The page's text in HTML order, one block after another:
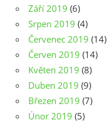
Září 2019 (6)
Srpen 2019 (4)
Červenec 2019 (14)
Červen 2019 (14)
Květen 2019 (8)
Duben 2019 (9)
Březen 2019 (7)
Únor 2019 (5)